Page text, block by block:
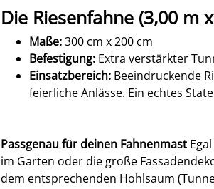
Die Riesenfahne (3,00 m
Maße:300 cm x 200 cm
Befestigung: Extra verstärkter
Einsatzbereich: Beeindruckende
feierliche Anlässe. Ein echtes
Passgenau für deinen Fahnenmast
im Garten oder die große
dem entsprechenden Hohlsaum